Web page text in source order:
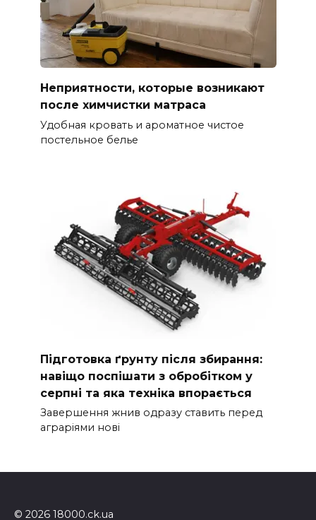
Неприятности, которые возникают
после химчистки матраса
Удобная кровать и ароматное чистое
постельное белье
Підготовка ґрунту після збирання:
навіщо поспішати з обробітком у
серпні та яка техніка впорається
Завершення жнив одразу ставить перед
аграріями нові
© 2026 18000.ck.ua